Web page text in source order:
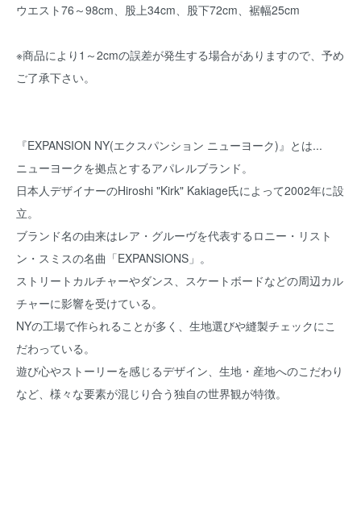
ウエスト76～98cm、股上34cm、股下72cm、裾幅25cm
※商品により1～2cmの誤差が発生する場合がありますので、予め
ご了承下さい。
『EXPANSION NY(エクスパンション ニューヨーク)』とは...
ニューヨークを拠点とするアパレルブランド。
日本人デザイナーのHiroshi "Kirk" Kakiage氏によって2002年に設
立。
ブランド名の由来はレア・グルーヴを代表するロニー・リスト
ン・スミスの名曲「EXPANSIONS」。
ストリートカルチャーやダンス、スケートボードなどの周辺カル
チャーに影響を受けている。
NYの工場で作られることが多く、生地選びや縫製チェックにこ
だわっている。
遊び心やストーリーを感じるデザイン、生地・産地へのこだわり
など、様々な要素が混じり合う独自の世界観が特徴。